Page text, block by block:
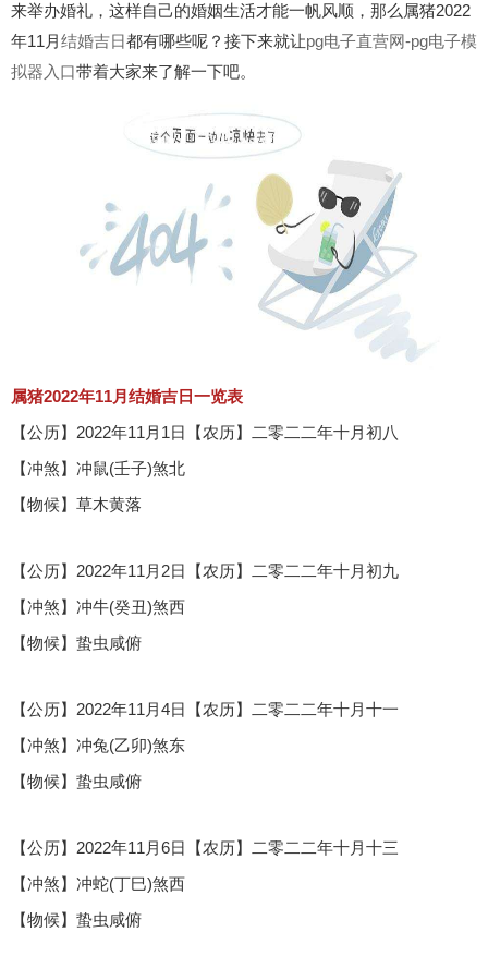
来举办婚礼，这样自己的婚姻生活才能一帆风顺，那么属猪2022
年11月结婚吉日都有哪些呢？接下来就让pg电子直营网-pg电子模
拟器入口带着大家来了解一下吧。
属猪2022年11月结婚吉日一览表
【公历】2022年11月1日【农历】二零二二年十月初八
【冲煞】冲鼠(壬子)煞北
【物候】草木黄落
【公历】2022年11月2日【农历】二零二二年十月初九
【冲煞】冲牛(癸丑)煞西
【物候】蛰虫咸俯
【公历】2022年11月4日【农历】二零二二年十月十一
【冲煞】冲兔(乙卯)煞东
【物候】蛰虫咸俯
【公历】2022年11月6日【农历】二零二二年十月十三
【冲煞】冲蛇(丁巳)煞西
【物候】蛰虫咸俯